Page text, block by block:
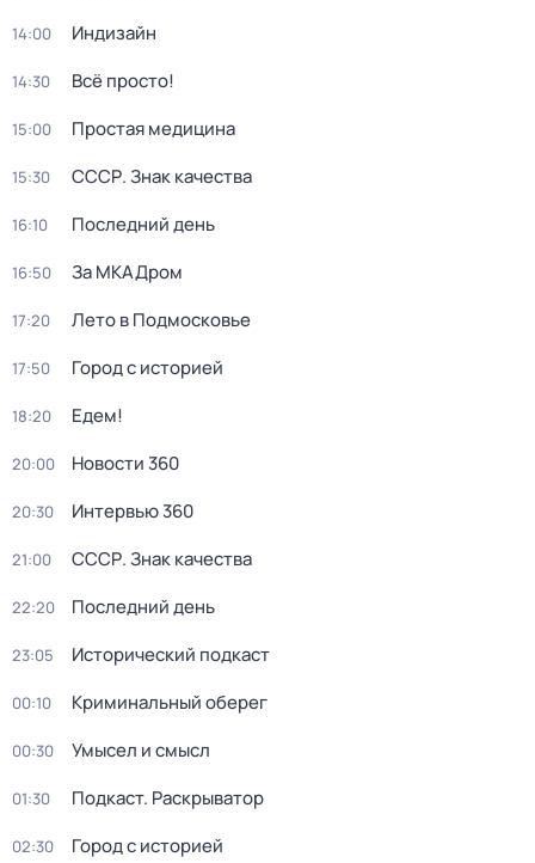
14:00 Индизайн
14:30 Всё просто!
15:00 Простая медицина
15:30 СССР. Знак качества
16:10 Последний день
16:50 За МКАДром
17:20 Лето в Подмосковье
17:50 Город с историей
18:20 Едем!
20:00 Новости 360
20:30 Интервью 360
21:00 СССР. Знак качества
22:20 Последний день
23:05 Исторический подкаст
00:10 Криминальный оберег
00:30 Умысел и смысл
01:30 Подкаст. Раскрыватор
02:30 Город с историей